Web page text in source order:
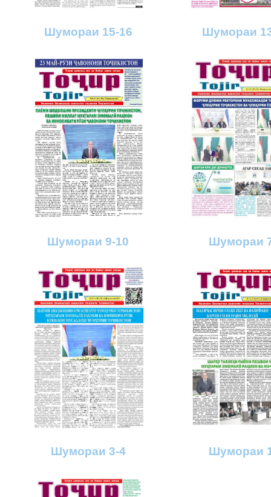
Шумораи 15-16 Шумораи
Шумораи 9-10 Шумораи
Шумораи 3-4 Шумораи